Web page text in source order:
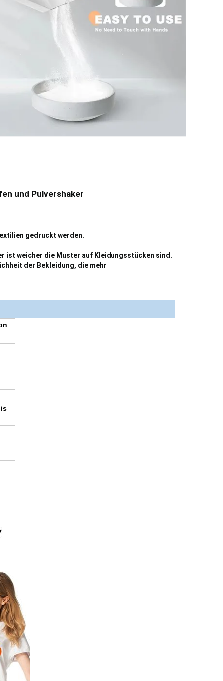
und Pulvershaker
gedruckt werden.
ist weicher die Muster auf Kleidungsstücken sind.
der Bekleidung, die mehr